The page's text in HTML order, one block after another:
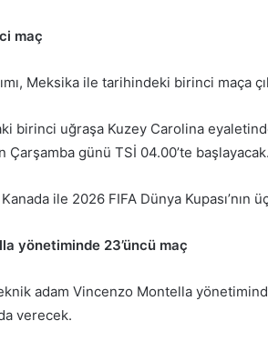
maç
Meksika ile tarihindeki birinci maça
birinci uğraşa Kuzey Carolina
Çarşamba günü TSİ 04.00’te başlayacak.
ile 2026 FIFA Dünya Kupası’nın
yönetiminde 23’üncü maç​​​​​​​
adam Vincenzo Montella
verecek.